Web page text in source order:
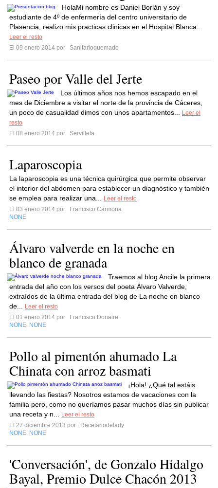
HolaMi nombre es Daniel Borlán y soy
estudiante de 4º de enfermería del centro universitario de
Plasencia, realizo mis practicas clinicas en el Hospital Blanca...
Leer el resto
El 09 enero 2014 por
Sanitarioquemado
Paseo por Valle del Jerte
Los últimos años nos hemos escapado en el
mes de Diciembre a visitar el norte de la provincia de Cáceres,
un poco de casualidad dimos con unos apartamentos...
Leer el
resto
El 08 enero 2014 por
Servilleta
Laparoscopia
La laparoscopia es una técnica quirúrgica que permite observar
el interior del abdomen para establecer un diagnóstico y también
se emplea para realizar una...
Leer el resto
El 03 enero 2014 por
Francisco Carmona
NONE
Álvaro valverde en la noche en
blanco de granada
Traemos al blog Ancile la primera
entrada del año con los versos del poeta Álvaro Valverde,
extraídos de la última entrada del blog de La noche en blanco
de...
Leer el resto
El 01 enero 2014 por
Francisco Donaire
NONE NONE
Pollo al pimentón ahumado La
Chinata con arroz basmati
¡Hola! ¿Qué tal estáis
llevando las fiestas? Nosotros estamos de vacaciones con la
familia pero, como no queríamos pasar muchos días sin publicar
una receta y n...
Leer el resto
El 27 diciembre 2013 por
Recetariodelady
NONE NONE
'Conversación', de Gonzalo Hidalgo
Bayal, Premio Dulce Chacón 2013